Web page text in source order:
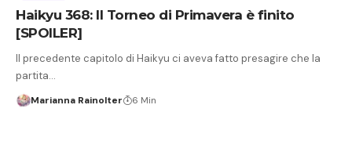
Haikyu 368: Il Torneo di Primavera è finito
[SPOILER]
Il precedente capitolo di Haikyu ci aveva fatto presagire che la
partita…
Marianna Rainolter 6 Min